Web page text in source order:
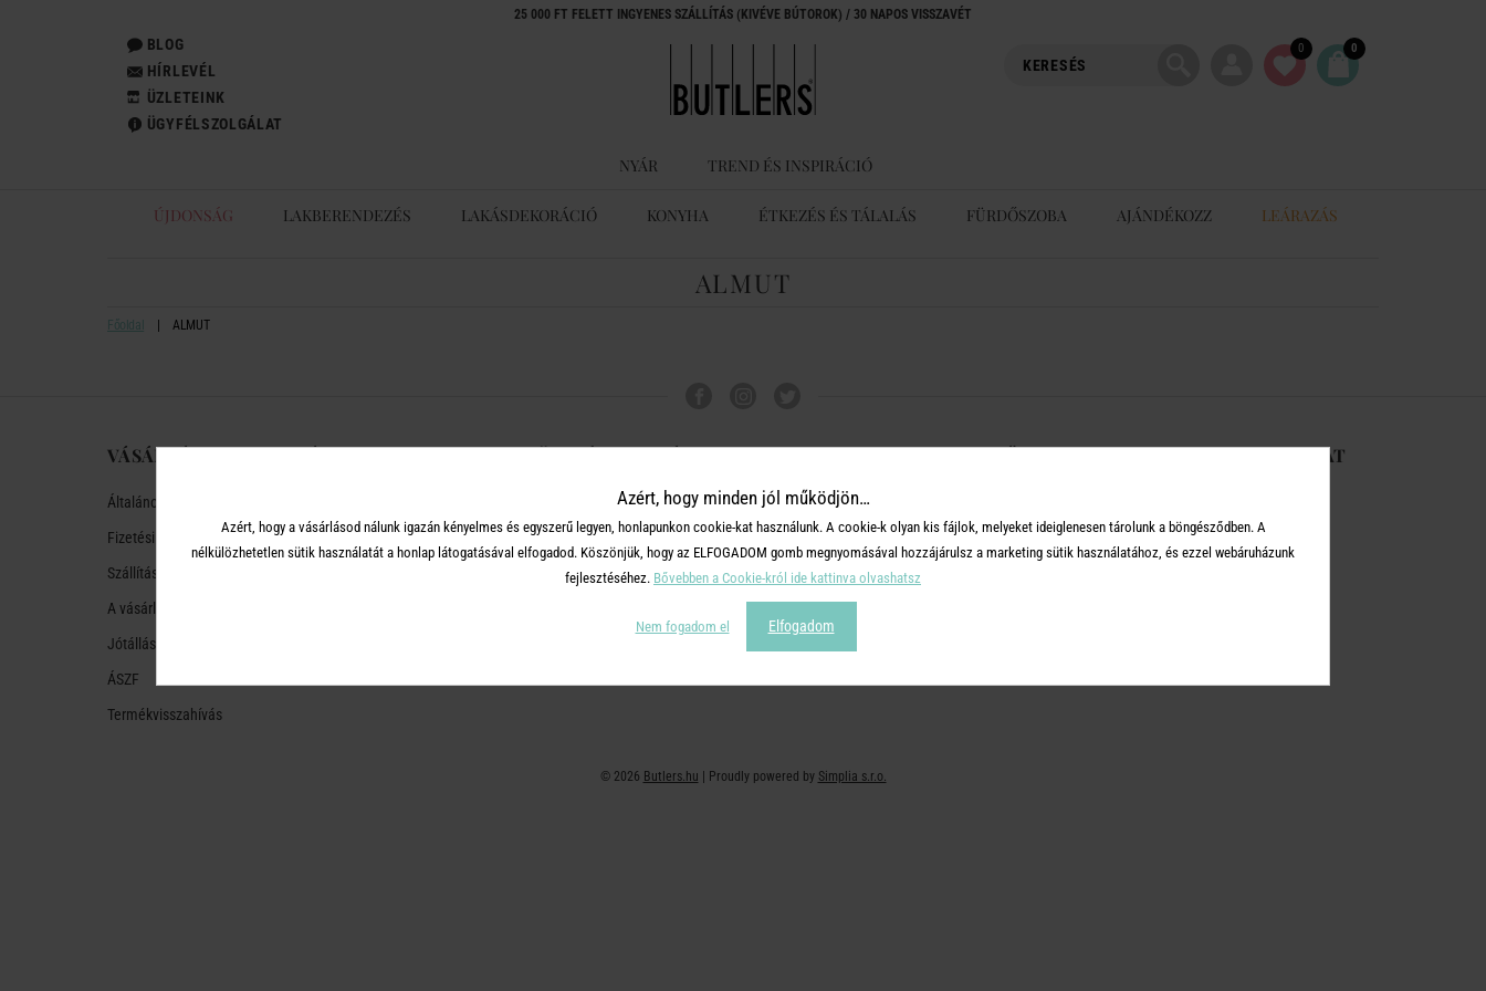
25 000 FT FELETT INGYENES SZÁLLÍTÁS (KIVÉVE BÚTOROK) / 30 NAPOS VISSZAVÉT
BLOG
HÍRLEVÉL
ÜZLETEINK
ÜGYFÉLSZOLGÁLAT
0 0
NYÁR TREND ÉS INSPIRÁCIÓ
ÚJDONSÁG LAKBERENDEZÉS LAKÁSDEKORÁCIÓ KONYHA ÉTKEZÉS ÉS TÁLALÁS FÜRDŐSZOBA AJÁNDÉKOZZ LEÁRAZÁS
ALMUT
Főoldal ALMUT
VÁSÁRLÁSI TUDNIVALÓK
Általános tudnivalók
Fizetési módok
Szállítási módok és költségek
A vásárlástól való ellálás
Jótállás
ÁSZF
Termékvisszahívás
ÜGYFÉLSZOLGÁLAT
+36 30 726 9588 ( H-P: 10-16 )
webshop@butlers.hu
A BUTLERS-RŐL
Impresszum
Ajándékkártya
KAPCSOLAT
Elérhetőségek
© 2026 Butlers.hu | Proudly powered by Simplia s.r.o.
Azért, hogy minden jól működjön…
Azért, hogy a vásárlásod nálunk igazán kényelmes és egyszerű legyen, honlapunkon cookie-kat használunk. A cookie-k olyan kis fájlok, melyeket ideiglenesen tárolunk a böngésződben. A
nélkülözhetetlen sütik használatát a honlap látogatásával elfogadod. Köszönjük, hogy az ELFOGADOM gomb megnyomásával hozzájárulsz a marketing sütik használatához, és ezzel webáruházunk
fejlesztéséhez. Bővebben a Cookie-król ide kattinva olvashatsz
Nem fogadom el Elfogadom